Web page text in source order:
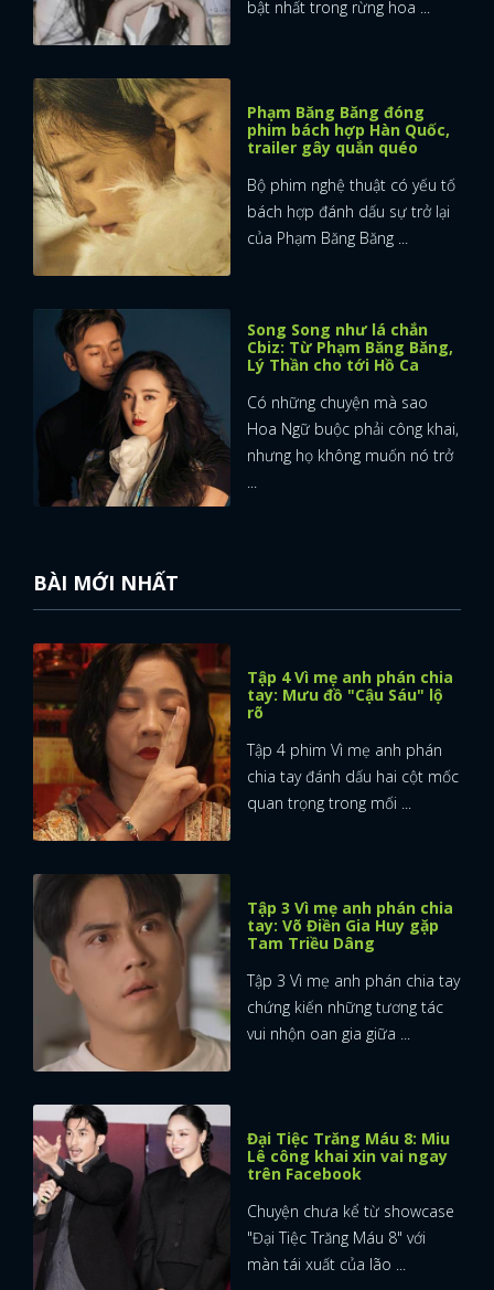
bật nhất trong rừng hoa ...
Phạm Băng Băng đóng
phim bách hợp Hàn Quốc,
trailer gây quắn quéo
Bộ phim nghệ thuật có yếu tố
bách hợp đánh dấu sự trở lại
của Phạm Băng Băng ...
Song Song như lá chắn
Cbiz: Từ Phạm Băng Băng,
Lý Thần cho tới Hồ Ca
Có những chuyện mà sao
Hoa Ngữ buộc phải công khai,
nhưng họ không muốn nó trở
...
BÀI MỚI NHẤT
Tập 4 Vì mẹ anh phán chia
tay: Mưu đồ "Cậu Sáu" lộ
rõ
Tập 4 phim Vì mẹ anh phán
chia tay đánh dấu hai cột mốc
quan trọng trong mối ...
Tập 3 Vì mẹ anh phán chia
tay: Võ Điền Gia Huy gặp
Tam Triều Dâng
Tập 3 Vì mẹ anh phán chia tay
chứng kiến những tương tác
vui nhộn oan gia giữa ...
Đại Tiệc Trăng Máu 8: Miu
Lê công khai xin vai ngay
trên Facebook
Chuyện chưa kể từ showcase
"Đại Tiệc Trăng Máu 8" với
màn tái xuất của lão ...